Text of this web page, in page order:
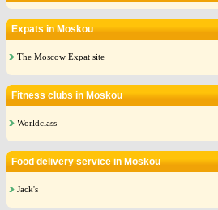
Expats in Moskou
The Moscow Expat site
Fitness clubs in Moskou
Worldclass
Food delivery service in Moskou
Jack's